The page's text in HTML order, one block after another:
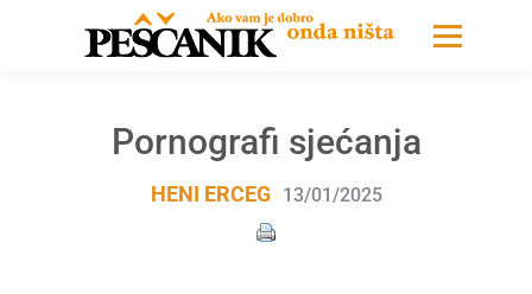
Pornografi sjećanja
HENI ERCEG 13/01/2025